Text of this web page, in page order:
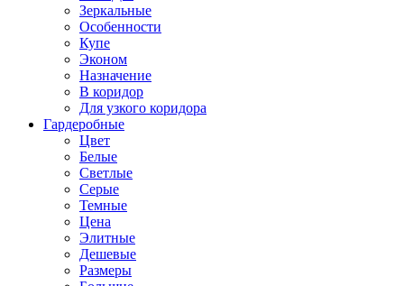
Зеркальные
Особенности
Купе
Эконом
Назначение
В коридор
Для узкого коридора
Гардеробные
Цвет
Белые
Светлые
Серые
Темные
Цена
Элитные
Дешевые
Размеры